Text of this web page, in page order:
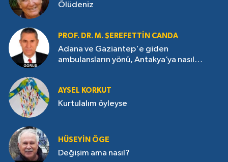
Ölüdeniz
PROF. DR. M. ŞEREFETTIN CANDA
Adana ve Gaziantep'e giden
ambulansların yönü, Antakya’ya nasıl
AYSEL KORKUT
Kurtulalım öyleyse
HÜSEYIN ÖGE
Değişim ama nasıl?